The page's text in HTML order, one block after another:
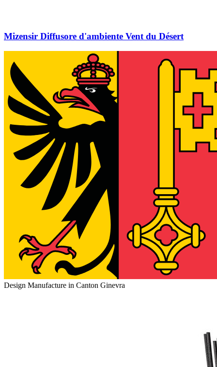
Mizensir Diffusore d'ambiente Vent du Désert
Design Manufacture in Canton Ginevra